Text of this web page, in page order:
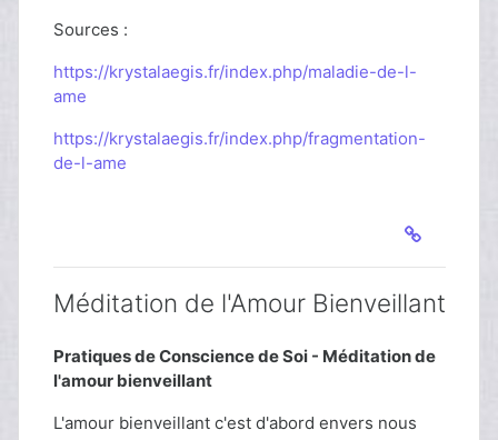
Sources :
https://krystalaegis.fr/index.php/maladie-de-l-
ame
https://krystalaegis.fr/index.php/fragmentation-
de-l-ame
Méditation de l'Amour Bienveillant
Pratiques de Conscience de Soi - Méditation de
l'amour bienveillant
L'amour bienveillant c'est d'abord envers nous